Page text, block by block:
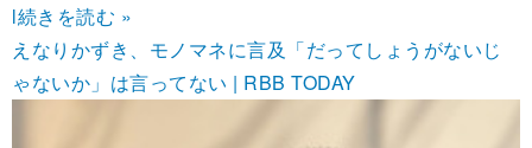
l続きを読む »
えなりかずき、モノマネに言及「だってしょうがないじ
ゃないか」は言ってない | RBB TODAY